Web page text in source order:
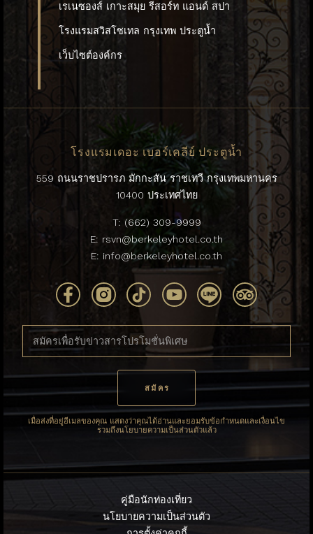
เรเนซองส์ เกาะสมุย รีสอร์ท แอนด์ สปา
โรงแรมสวิสโซเทล กรุงเทพ ประตูน้ำ
เว็บไซต์องค์กร
เมื่อส่งที่อยู่อีเมลของคุณ แสดงว่าคุณได้อ่านและยอมรับข้อกำหนดและเงื่อนไข
รวมถึงนโยบายความเป็นส่วนตัวแล้ว
โรงแรมเดอะ เบอร์เคลีย์ ประตูน้ำ
559 ถนนราชปรารภ มักกะสัน ราชเทวี กรุงเทพมหานคร
10400 ประเทศไทย
T: (662) 309-9999
E: rsvn@berkeleyhotel.co.th
E: info@berkeleyhotel.co.th
คู่มือนักท่องเที่ยว
นโยบายความเป็นส่วนตัว